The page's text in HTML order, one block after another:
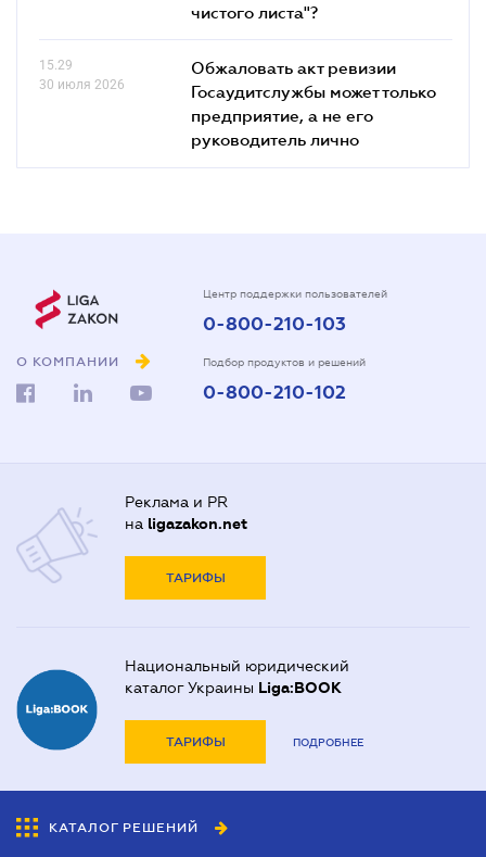
чистого листа"?
15.29
30 июля 2026
Обжаловать акт ревизии
Госаудитслужбы может только
предприятие, а не его
руководитель лично
О КОМПАНИИ
Центр поддержки пользователей
0-800-210-103
Подбор продуктов и решений
0-800-210-102
Реклама и PR
на ligazakon.net
ТАРИФЫ
Национальный юридический
каталог Украины Liga:BOOK
ТАРИФЫ ПОДРОБНЕЕ
КАТАЛОГ РЕШЕНИЙ